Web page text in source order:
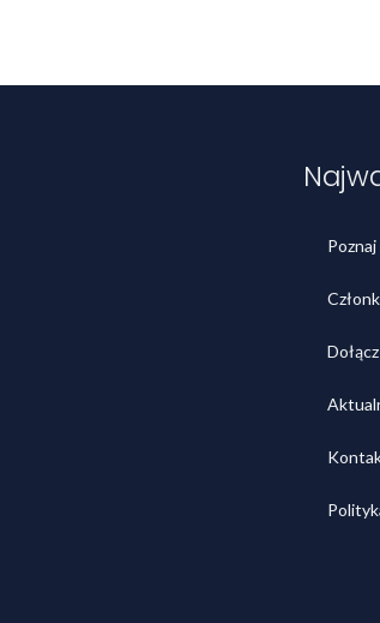
Poznaj